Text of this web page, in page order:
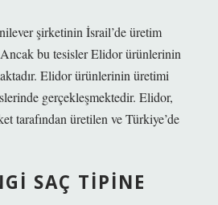
şirketinin İsrail’de üretim
bu tesisler Elidor ürünlerinin
Elidor ürünlerinin üretimi
gerçekleşmektedir. Elidor,
tarafından üretilen ve Türkiye’de
SAÇ TIPINE